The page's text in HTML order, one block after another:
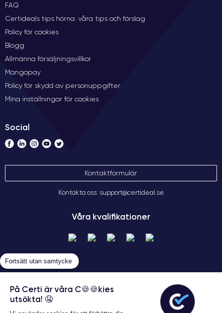
FAQ
Certideals tips hörna: våra tips och förslag
Policy för cookies
Blogg
Allmänna försäljningsvillkor
Mangopay
Policy för skydd av personuppgifter
Mina inställningar för cookies
Social
Kontaktformulär
Kontakta oss: support@certideal.se
Våra kvalifikationer
Allmänna försäljningsvillkor
Fortsätt utan samtycke
På Certi är våra C🍪🍪kies
utsökta! 🤤